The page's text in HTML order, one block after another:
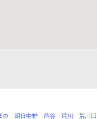
の 朝日中野 芦谷 荒川 荒川口